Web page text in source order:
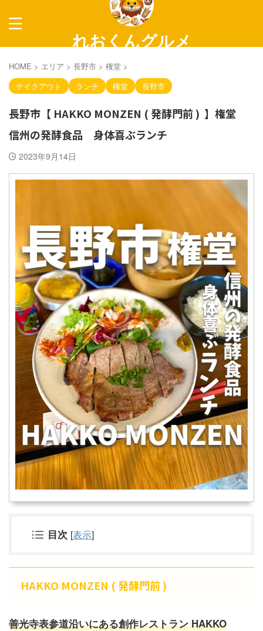
れおくんグルメ
HOME > エリア > 長野市 > 権堂 >
テイクアウト
ランチ 権堂 長野市
長野市【 HAKKO MONZEN ( 発酵門前 ) 】権堂
信州の発酵食品 身体喜ぶランチ
2023年9月14日
目次 [表示]
HAKKO MONZEN ( 発酵門前 )
善光寺表参道沿いにある創作レストラン HAKKO